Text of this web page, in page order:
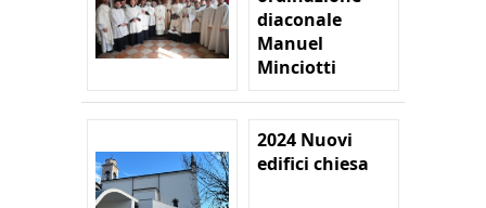
diaconale
Manuel
Minciotti
2024 Nuovi
edifici chiesa